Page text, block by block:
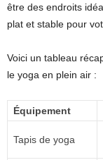
être des endroits
plat et stable pour
Voici un tableau
le yoga en plein air :
Équipement
Tapis de yoga